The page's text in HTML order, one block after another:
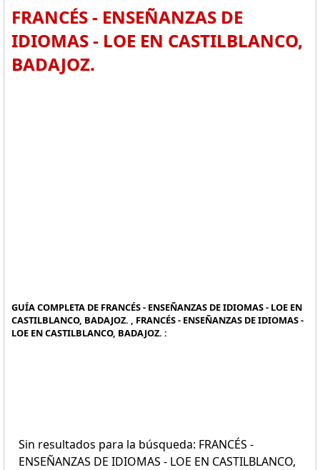
FRANCÉS - ENSEÑANZAS DE
IDIOMAS - LOE EN CASTILBLANCO,
BADAJOZ.
GUÍA COMPLETA DE FRANCÉS - ENSEÑANZAS DE IDIOMAS - LOE EN
CASTILBLANCO, BADAJOZ. , FRANCÉS - ENSEÑANZAS DE IDIOMAS -
LOE EN CASTILBLANCO, BADAJOZ. :
Sin resultados para la búsqueda: FRANCÉS -
ENSEÑANZAS DE IDIOMAS - LOE EN CASTILBLANCO,